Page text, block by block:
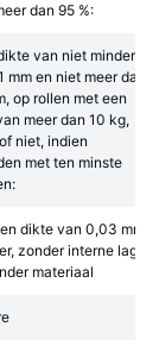
dan 95 %:
van niet minder
mm en niet meer dan
op rollen met een
meer dan 10 kg,
niet, indien
met ten minste
dikte van 0,03 mm
zonder interne lagen
materiaal